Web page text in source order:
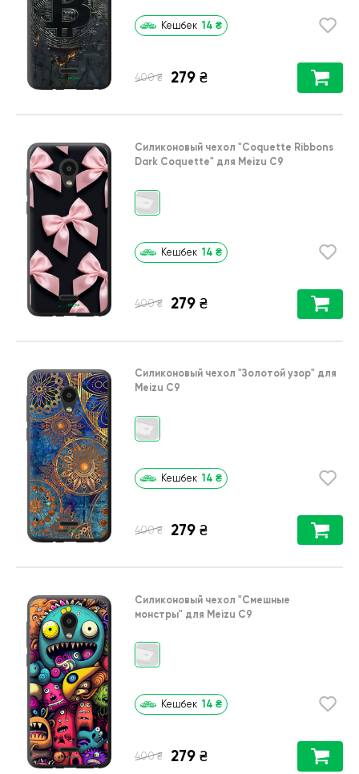
Кешбек 14 ₴
400 ₴ 279 ₴
Силиконовый чехол "Coquette Ribbons
Dark Coquette" для Meizu C9
Кешбек 14 ₴
400 ₴ 279 ₴
Силиконовый чехол "Золотой узор" для
Meizu C9
Кешбек 14 ₴
400 ₴ 279 ₴
Силиконовый чехол "Cмешные
монстры" для Meizu C9
Кешбек 14 ₴
400 ₴ 279 ₴